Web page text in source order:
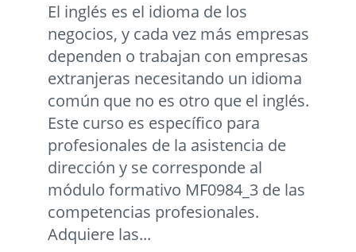
El inglés es el idioma de los
negocios, y cada vez más empresas
dependen o trabajan con empresas
extranjeras necesitando un idioma
común que no es otro que el inglés.
Este curso es específico para
profesionales de la asistencia de
dirección y se corresponde al
módulo formativo MF0984_3 de las
competencias profesionales.
Adquiere las...